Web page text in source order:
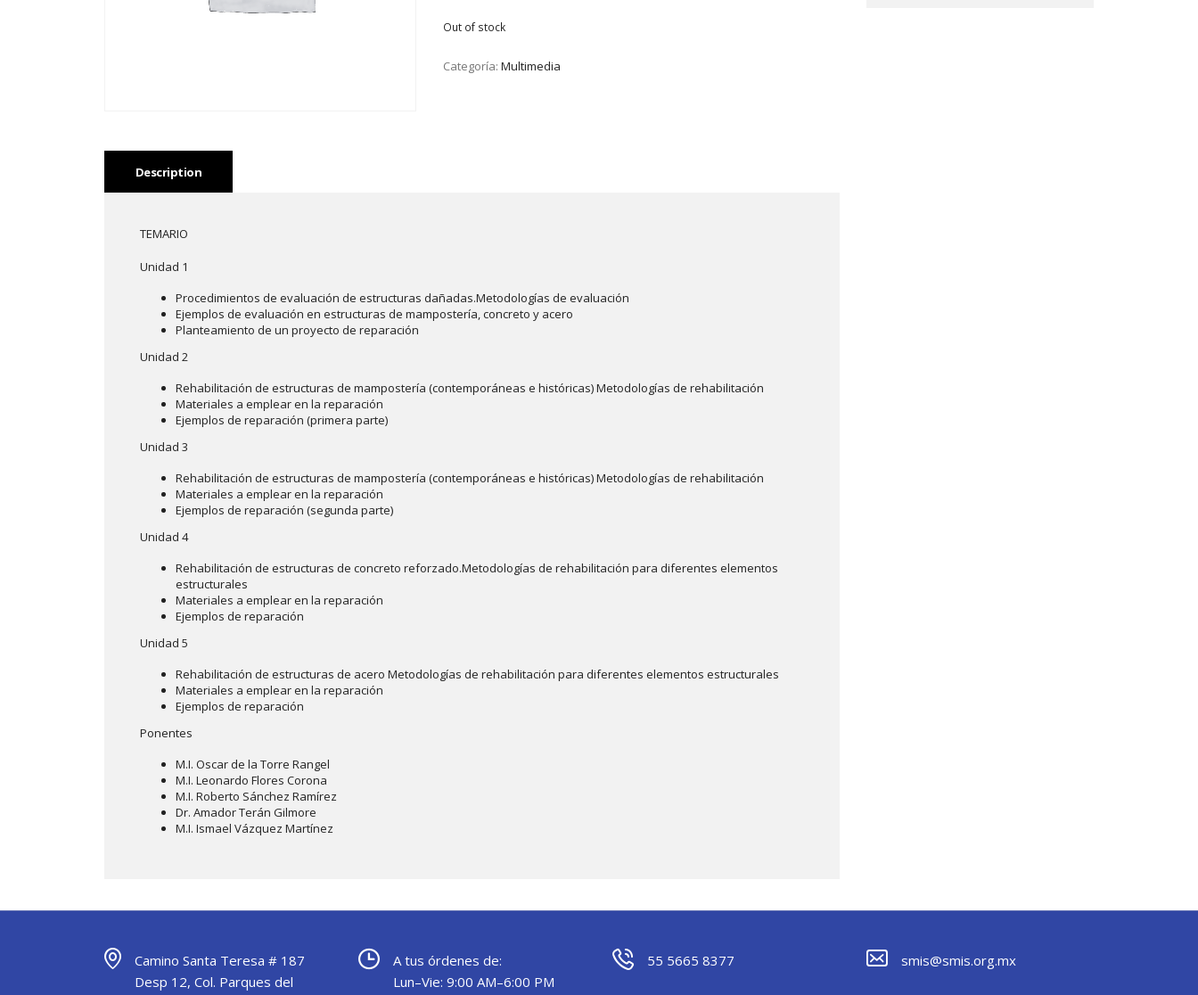
Out of stock
Categoría: Multimedia
Description
TEMARIO
Unidad 1
Procedimientos de evaluación de estructuras dañadas.Metodologías de evaluación
Ejemplos de evaluación en estructuras de mampostería, concreto y acero
Planteamiento de un proyecto de reparación
Unidad 2
Rehabilitación de estructuras de mampostería (contemporáneas e históricas) Metodologías de rehabilitación
Materiales a emplear en la reparación
Ejemplos de reparación (primera parte)
Unidad 3
Rehabilitación de estructuras de mampostería (contemporáneas e históricas) Metodologías de rehabilitación
Materiales a emplear en la reparación
Ejemplos de reparación (segunda parte)
Unidad 4
Rehabilitación de estructuras de concreto reforzado.Metodologías de rehabilitación para diferentes elementos
estructurales
Materiales a emplear en la reparación
Ejemplos de reparación
Unidad 5
Rehabilitación de estructuras de acero Metodologías de rehabilitación para diferentes elementos estructurales
Materiales a emplear en la reparación
Ejemplos de reparación
Ponentes
M.I. Oscar de la Torre Rangel
M.I. Leonardo Flores Corona
M.I. Roberto Sánchez Ramírez
Dr. Amador Terán Gilmore
M.I. Ismael Vázquez Martínez
Camino Santa Teresa # 187
Desp 12, Col. Parques del
A tus órdenes de:
Lun–Vie: 9:00 AM–6:00 PM
55 5665 8377 smis@smis.org.mx